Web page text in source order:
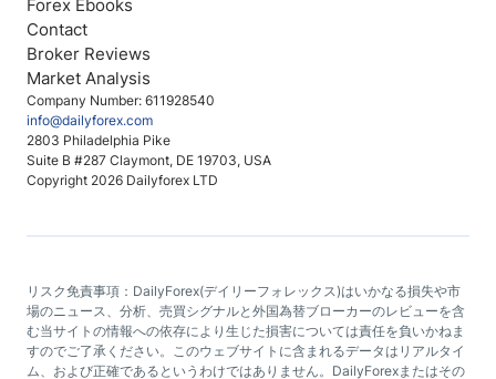
Company Number: 611928540
info@dailyforex.com
2803 Philadelphia Pike
Suite B #287 Claymont, DE 19703, USA
Copyright 2026 Dailyforex LTD
Forex Ebooks
Contact
Broker Reviews
Market Analysis
リスク免責事項：DailyForex(デイリーフォレックス)はいかなる損失や市
場のニュース、分析、売買シグナルと外国為替ブローカーのレビューを含
む当サイトの情報への依存により生じた損害については責任を負いかねま
すのでご了承ください。このウェブサイトに含まれるデータはリアルタイ
ム、および正確であるというわけではありません。DailyForexまたはその